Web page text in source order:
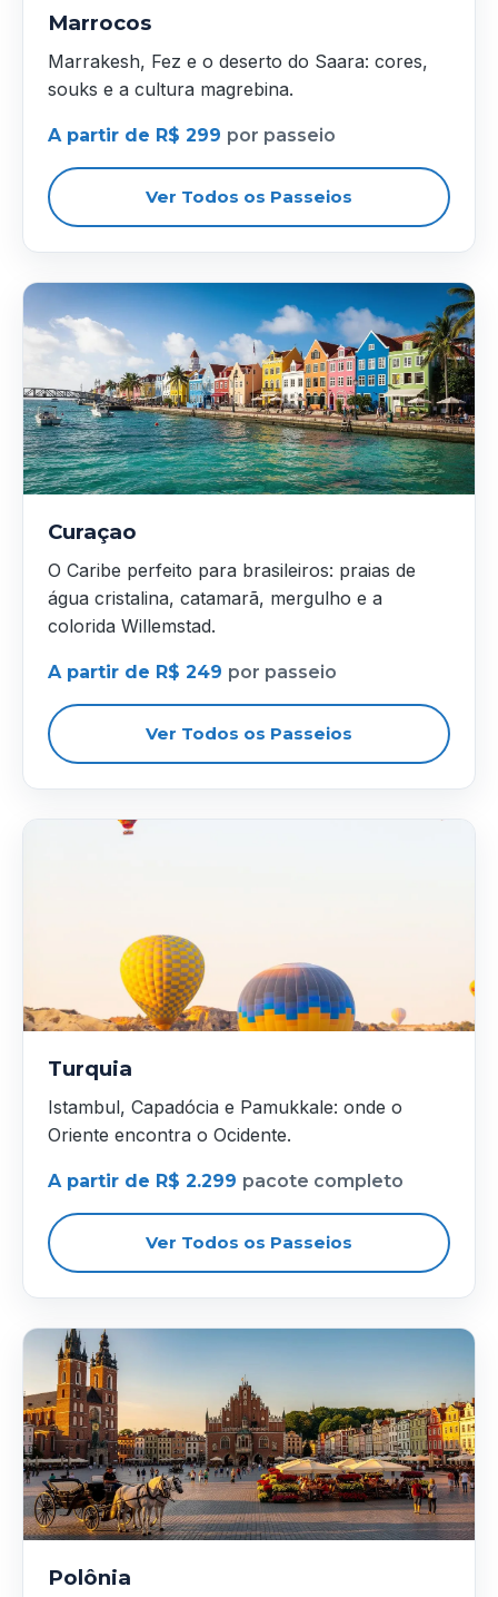
Marrocos
Marrakesh, Fez e o deserto do Saara: cores,
souks e a cultura magrebina.
A partir de R$ 299 por passeio
Ver Todos os Passeios
Curaçao
O Caribe perfeito para brasileiros: praias de
água cristalina, catamarã, mergulho e a
colorida Willemstad.
A partir de R$ 249 por passeio
Ver Todos os Passeios
Turquia
Istambul, Capadócia e Pamukkale: onde o
Oriente encontra o Ocidente.
A partir de R$ 2.299 pacote completo
Ver Todos os Passeios
Polônia